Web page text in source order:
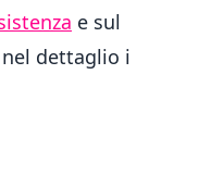
e sul
dettaglio i